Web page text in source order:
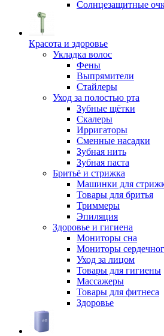
Солнцезащитные
Красота и здоровье
Укладка волос
Фены
Выпрямители
Стайлеры
Уход за полостью рта
Зубные щётки
Скалеры
Ирригаторы
Сменные насадки
Зубная нить
Зубная паста
Бритьё и стрижка
Машинки для
Товары для бритья
Триммеры
Эпиляция
Здоровье и гигиена
Мониторы сна
Мониторы
Уход за лицом
Товары для гигиены
Массажеры
Товары для фитнеса
Здоровье